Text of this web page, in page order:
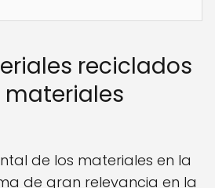
reciclados
materiales
de los materiales en la
de gran relevancia en la